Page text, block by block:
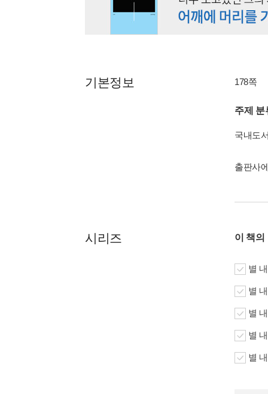
기본정보 178쪽
주제 분
국내도
출판사
시리즈 이 책의
별
별
별
별
별